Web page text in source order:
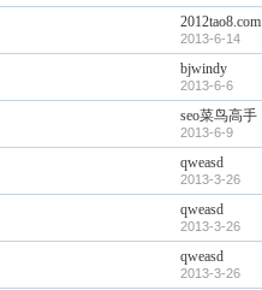
2012tao8.com
2013-6-14
bjwindy
2013-6-6
seo菜鸟高手
2013-6-9
qweasd
2013-3-26
qweasd
2013-3-26
qweasd
2013-3-26